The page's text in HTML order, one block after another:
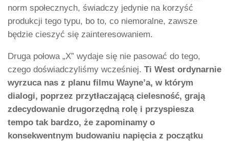
norm społecznych, świadczy jedynie na korzyść
produkcji tego typu, bo to, co niemoralne, zawsze
będzie cieszyć się zainteresowaniem.
Druga połowa „X” wydaje się nie pasować do tego,
czego doświadczyliśmy wcześniej. Ti West ordynarnie
wyrzuca nas z planu filmu Wayne’a, w którym
dialogi, poprzez przytłaczającą cielesność, grają
zdecydowanie drugorzędną rolę i przyspiesza
tempo tak bardzo, że zapominamy o
konsekwentnym budowaniu napięcia z początku